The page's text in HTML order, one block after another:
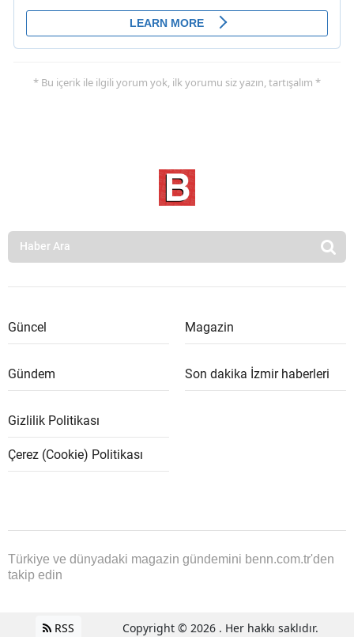
* Bu içerik ile ilgili yorum yok, ilk yorumu siz yazın, tartışalım *
Güncel Magazin
Gündem Son dakika İzmir haberleri
Gizlilik Politikası
Çerez (Cookie) Politikası
Türkiye ve dünyadaki magazin gündemini benn.com.tr'den
takip edin
RSS Copyright © 2026 . Her hakkı saklıdır.